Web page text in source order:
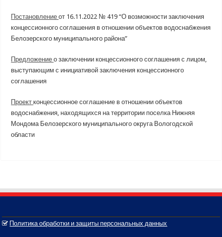
Постановлениеот 16.11.2022 № 419 “О возможности заключения
концессионного соглашения в отношении объектов водоснабжения
Белозерского муниципального района”
Предложениео заключении концессионного соглашения с лицом,
выступающим с инициативой заключения концессионного
соглашения
Проектконцессионное соглашение в отношении объектов
водоснабжения, находящихся на территории поселка Нижняя
Мондома Белозерского муниципального округа Вологодской
области
Политика обработки и защиты персональных данных